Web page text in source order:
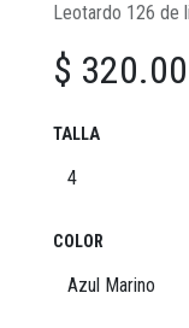
Leotardo 126 de
$ 320.00
TALLA
COLOR